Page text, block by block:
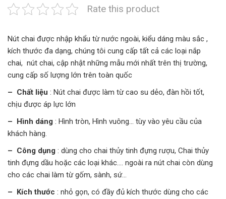
Rate this product
Nút chai được nhập khẩu từ nước ngoài, kiểu dáng màu sắc ,
kích thước đa dạng, chúng tôi cung cấp tất cả các loại nắp
chai, nút chai, cập nhật những mẫu mới nhất trên thị trường,
cung cấp số lượng lớn trên toàn quốc
– Chất liệu : Nút chai được làm từ cao su dẻo, đàn hồi tốt,
chịu được áp lực lớn
– Hình dáng : Hình tròn, Hình vuông… tùy vào yêu cầu của
khách hàng.
– Công dụng : dùng cho chai thủy tinh đựng rượu, Chai thủy
tinh đựng dầu hoặc các loại khác…. ngoài ra nút chai còn dùng
cho các chai làm từ gốm, sành, sứ…
– Kích thước : nhỏ gọn, có đầy đủ kích thước dùng cho các